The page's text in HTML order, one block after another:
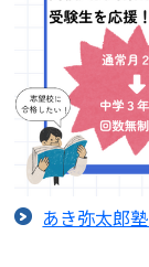
あき弥太郎